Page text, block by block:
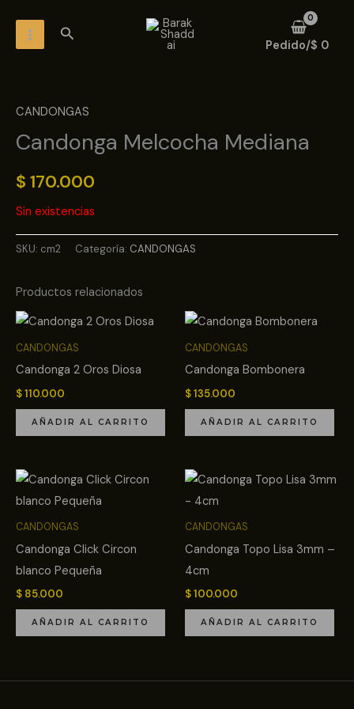
contenidoMENU
Buscar
Pedido/$ 0
CANDONGAS
Candonga Melcocha Mediana
$ 170.000
Sin existencias
SKU: cm2 Categoría: CANDONGAS
Productos relacionados
CANDONGAS
Candonga 2 Oros Diosa
$110.000
AÑADIR AL CARRITO
CANDONGAS
Candonga Bombonera
$135.000
AÑADIR AL CARRITO
CANDONGAS
Candonga Click Circon
blanco Pequeña
$ 85.000
AÑADIR AL CARRITO
CANDONGAS
Candonga Topo Lisa 3mm –
4cm
$100.000
AÑADIR AL CARRITO